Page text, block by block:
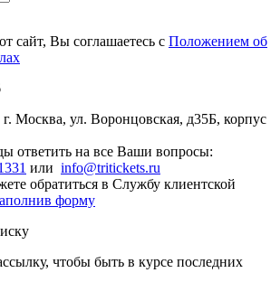
сайт, Вы соглашаетесь с Положением об
Москва, ул. Воронцовская, д35Б, корпус
ответить на все Ваши вопросы:
или info@tritickets.ru
обратиться в Службу клиентской
форму
чтобы быть в курсе последних